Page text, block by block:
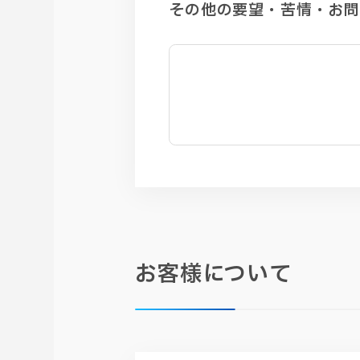
その他の要望・苦情・お
お客様について